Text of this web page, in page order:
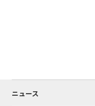
ニュース